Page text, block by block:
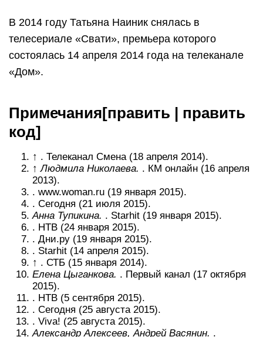
В 2014 году Татьяна Наиник снялась в
телесериале «Свати», премьера которого
состоялась 14 апреля 2014 года на телеканале
«Дом».
Примечания[править | править
код]
↑ . Телеканал Смена (18 апреля 2014).
↑Людмила Николаева. . КМ онлайн (16 апреля
2013).
. www.woman.ru (19 января 2015).
. Сегодня (21 июля 2015).
Анна Тупикина. . Starhit (19 января 2015).
. НТВ (24 января 2015).
. Дни.ру (19 января 2015).
. Starhit (14 апреля 2015).
↑ . СТБ (15 января 2014).
Елена Цыганкова. . Первый канал (17 октября
2015).
. НТВ (5 сентября 2015).
. Сегодня (25 августа 2015).
. Viva! (25 августа 2015).
Александр Алексеев, Андрей Васянин. .